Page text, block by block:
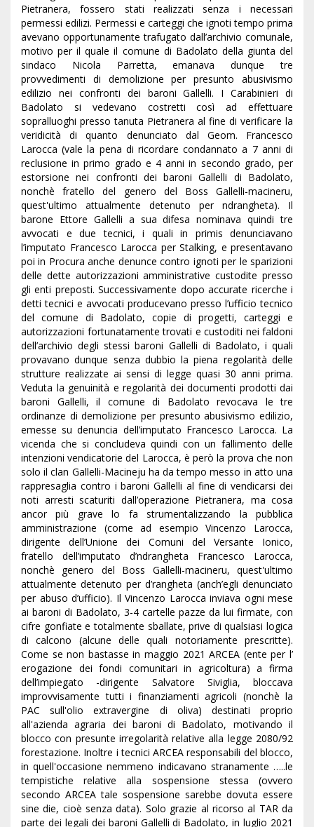
Pietranera, fossero stati realizzati senza i necessari
permessi edilizi. Permessi e carteggi che ignoti tempo prima
avevano opportunamente trafugato dall’archivio comunale,
motivo per il quale il comune di Badolato della giunta del
sindaco Nicola Parretta, emanava dunque tre
provvedimenti di demolizione per presunto abusivismo
edilizio nei confronti dei baroni Gallelli. I Carabinieri di
Badolato si vedevano costretti così ad effettuare
sopralluoghi presso tanuta Pietranera al fine di verificare la
veridicità di quanto denunciato dal Geom. Francesco
Larocca (vale la pena di ricordare condannato a 7 anni di
reclusione in primo grado e 4 anni in secondo grado, per
estorsione nei confronti dei baroni Gallelli di Badolato,
nonchè fratello del genero del Boss Gallelli-macineru,
quest'ultimo attualmente detenuto per ndrangheta). Il
barone Ettore Gallelli a sua difesa nominava quindi tre
avvocati e due tecnici, i quali in primis denunciavano
l’imputato Francesco Larocca per Stalking, e presentavano
poi in Procura anche denunce contro ignoti per le sparizioni
delle dette autorizzazioni amministrative custodite presso
gli enti preposti. Successivamente dopo accurate ricerche i
detti tecnici e avvocati producevano presso l’ufficio tecnico
del comune di Badolato, copie di progetti, carteggi e
autorizzazioni fortunatamente trovati e custoditi nei faldoni
dell’archivio degli stessi baroni Gallelli di Badolato, i quali
provavano dunque senza dubbio la piena regolarità delle
strutture realizzate ai sensi di legge quasi 30 anni prima.
Veduta la genuinità e regolarità dei documenti prodotti dai
baroni Gallelli, il comune di Badolato revocava le tre
ordinanze di demolizione per presunto abusivismo edilizio,
emesse su denuncia dell’imputato Francesco Larocca. La
vicenda che si concludeva quindi con un fallimento delle
intenzioni vendicatorie del Larocca, è però la prova che non
solo il clan Gallelli-Macineju ha da tempo messo in atto una
rappresaglia contro i baroni Gallelli al fine di vendicarsi dei
noti arresti scaturiti dall’operazione Pietranera, ma cosa
ancor più grave lo fa strumentalizzando la pubblica
amministrazione (come ad esempio Vincenzo Larocca,
dirigente dell’Unione dei Comuni del Versante Ionico,
fratello dell’imputato d’ndrangheta Francesco Larocca,
nonchè genero del Boss Gallelli-macineru, quest'ultimo
attualmente detenuto per d’rangheta (anch’egli denunciato
per abuso d’ufficio). Il Vincenzo Larocca inviava ogni mese
ai baroni di Badolato, 3-4 cartelle pazze da lui firmate, con
cifre gonfiate e totalmente sballate, prive di qualsiasi logica
di calcono (alcune delle quali notoriamente prescritte).
Come se non bastasse in maggio 2021 ARCEA (ente per l’
erogazione dei fondi comunitari in agricoltura) a firma
dell’impiegato -dirigente Salvatore Siviglia, bloccava
improvvisamente tutti i finanziamenti agricoli (nonchè la
PAC sull'olio extravergine di oliva) destinati proprio
all'azienda agraria dei baroni di Badolato, motivando il
blocco con presunte irregolarità relative alla legge 2080/92
forestazione. Inoltre i tecnici ARCEA responsabili del blocco,
in quell'occasione nemmeno indicavano stranamente …..le
tempistiche relative alla sospensione stessa (ovvero
secondo ARCEA tale sospensione sarebbe dovuta essere
sine die, cioè senza data). Solo grazie al ricorso al TAR da
parte dei legali dei baroni Gallelli di Badolato, in luglio 2021